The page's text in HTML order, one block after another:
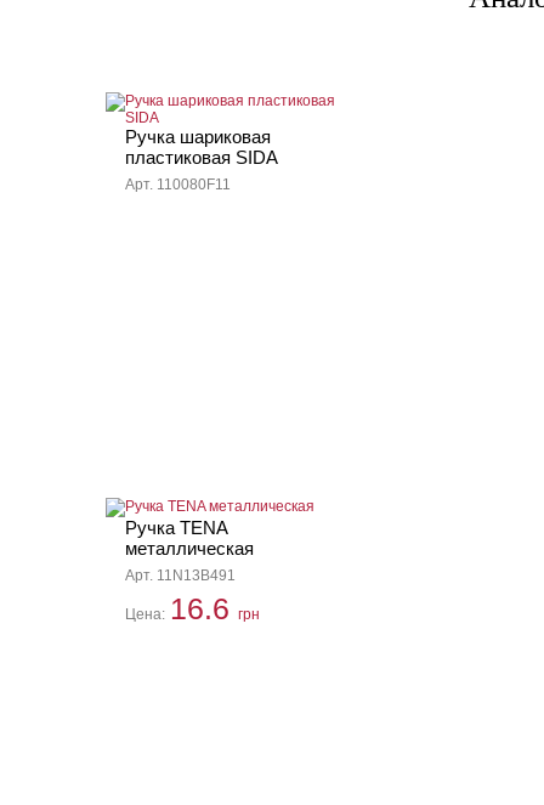
Ручка шариковая
пластиковая SIDA
Арт. 110080F11
Ручка TENA
металлическая
Арт. 11N13B491
Цена: 16.6 грн